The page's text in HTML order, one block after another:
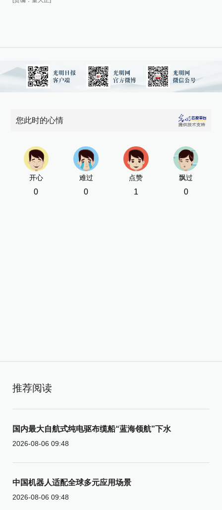
您此时的心情
开心
0
难过
0
点赞
1
飘过
0
推荐阅读
国内最大自航式纯电驱布缆船“蓝海领航”下水
2026-08-06 09:48
中国机器人适配全球多元应用场景
2026-08-06 09:48